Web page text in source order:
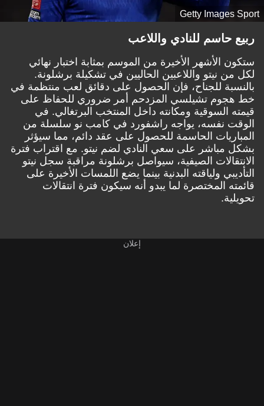
Getty Images Sport
ربيع حاسم للنادي واللاعب
ستكون الأشهر الأخيرة من الموسم بمثابة اختبار نهائي
لكل من نيتو واللاعبين الحاليين في تشكيلة برشلونة.
بالنسبة للجناح، فإن الحصول على دقائق لعب منتظمة في
خط هجوم تشيلسي المزدحم أمر ضروري للحفاظ على
قيمته السوقية ومكانته داخل المنتخب البرتغالي. في
الوقت نفسه، يواجه راشفورد في كامب نو سلسلة من
المباريات الحاسمة للحصول على عقد دائم، مما سيؤثر
بشكل مباشر على سعي النادي لضم نيتو. مع اقتراب فترة
الانتقالات الصيفية، سيواصل برشلونة مراقبة سجل نيتو
التأديبي ولياقته البدنية بينما يضع اللمسات الأخيرة على
قائمته المختصرة لما يبدو أنه سيكون فترة انتقالات
تحويلية.